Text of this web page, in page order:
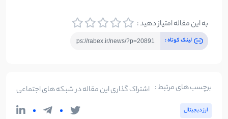
به این مقاله امتیاز دهید :
لینک کوتاه :
برچسب های مرتبط :
ارز دیجیتال
اشتراک گذاری این مقاله در شبکه های اجتماعی